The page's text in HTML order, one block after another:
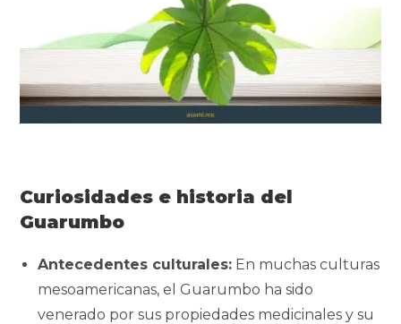
Curiosidades e historia del
Guarumbo
Antecedentes culturales: En muchas culturas
mesoamericanas, el Guarumbo ha sido
venerado por sus propiedades medicinales y su